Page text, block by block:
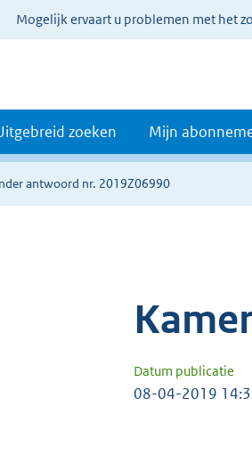
Mogelijk ervaart u problemen met het
zoeken Mijn
antwoord nr. 2019Z06990
Datum publicatie
08-04-2019